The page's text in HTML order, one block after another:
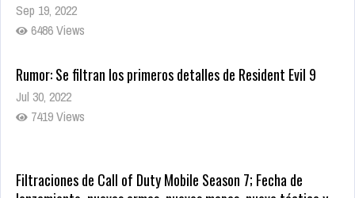
Sep 19, 2022
6486 Views
Rumor: Se filtran los primeros detalles de Resident Evil 9
Jul 30, 2022
7419 Views
Filtraciones de Call of Duty Mobile Season 7; Fecha de